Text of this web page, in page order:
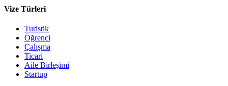
Vize Türleri
Turistik
Öğrenci
Çalışma
Ticari
Aile Birleşimi
Startup